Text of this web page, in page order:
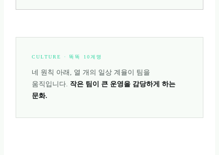
CULTURE · 똑똑 10계명
네 원칙 아래, 열 개의 일상 계율이 팀을
움직입니다. 작은 팀이 큰 운영을 감당하게 하는
문화.